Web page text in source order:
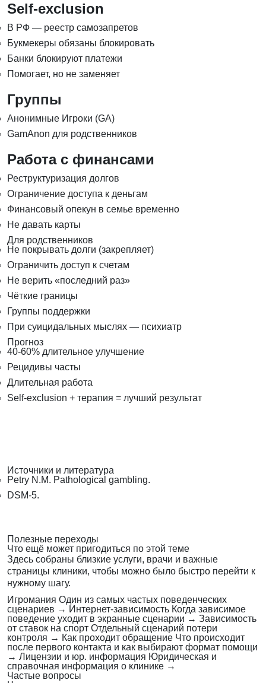
Self-exclusion
В РФ — реестр самозапретов
Букмекеры обязаны блокировать
Банки блокируют платежи
Помогает, но не заменяет
Группы
Анонимные Игроки (GA)
GamAnon для родственников
Работа с финансами
Реструктуризация долгов
Ограничение доступа к деньгам
Финансовый опекун в семье временно
Не давать карты
Для родственников
Не покрывать долги (закрепляет)
Ограничить доступ к счетам
Не верить «последний раз»
Чёткие границы
Группы поддержки
При суицидальных мыслях — психиатр
Прогноз
40-60% длительное улучшение
Рецидивы часты
Длительная работа
Self-exclusion + терапия = лучший результат
Источники и литература
Petry N.M. Pathological gambling.
DSM-5.
Полезные переходы
Что ещё может пригодиться по этой теме
Здесь собраны близкие услуги, врачи и важные
страницы клиники, чтобы можно было быстро перейти к
нужному шагу.
Игромания Один из самых частых поведенческих
сценариев → Интернет-зависимость Когда зависимое
поведение уходит в экранные сценарии → Зависимость
от ставок на спорт Отдельный сценарий потери
контроля → Как проходит обращение Что происходит
после первого контакта и как выбирают формат помощи
→ Лицензии и юр. информация Юридическая и
справочная информация о клинике →
Частые вопросы